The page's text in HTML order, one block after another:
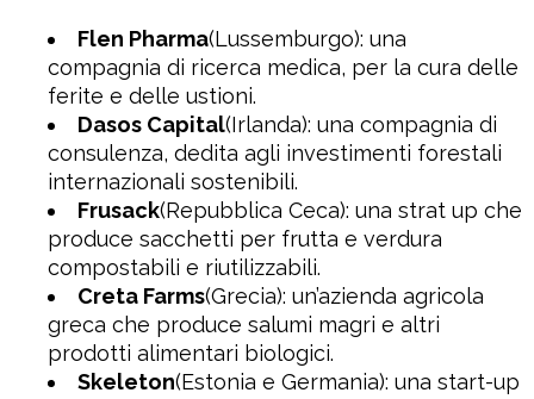
Flen Pharma(Lussemburgo): una
compagnia di ricerca medica, per la cura delle
ferite e delle ustioni.
Dasos Capital(Irlanda): una compagnia di
consulenza, dedita agli investimenti forestali
internazionali sostenibili.
Frusack(Repubblica Ceca): una strat up che
produce sacchetti per frutta e verdura
compostabili e riutilizzabili.
Creta Farms(Grecia): un’azienda agricola
greca che produce salumi magri e altri
prodotti alimentari biologici.
Skeleton(Estonia e Germania): una start-up